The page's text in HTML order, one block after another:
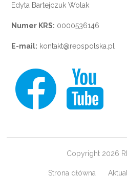
Edyta Bartejczuk Wolak
Numer KRS: 0000536146
E-mail: kontakt@repspolska.pl
Copyright 2026
Strona główna